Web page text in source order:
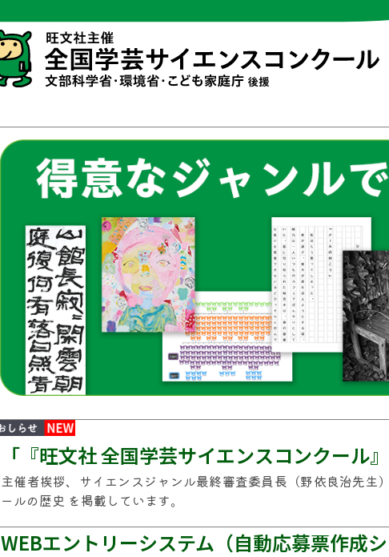
「『旺文社 全国学芸サイエンスコンクール
主催者挨拶、サイエンスジャンル最終審査委員長（野依良治先生
ールの歴史 を掲載しています。
WEBエントリーシステム（自動応募票作成